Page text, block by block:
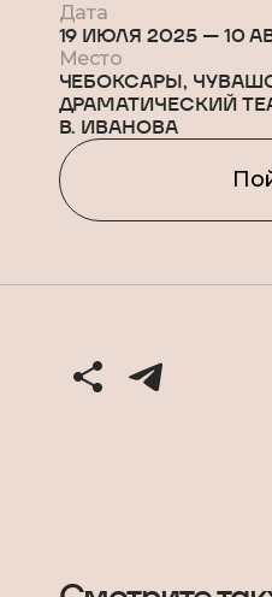
Дата
19 ИЮЛЯ 2025 —10
Место
ЧЕБОКСАРЫ,
ДРАМАТИЧЕСКИЙ
В. ИВАНОВА